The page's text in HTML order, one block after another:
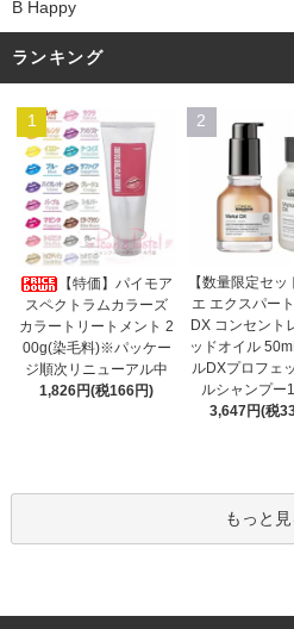
B Happy
ランキング
1
【特価】パイモア
スペクトラムカラーズ
カラートリートメント 2
00g(染毛料)※パッケー
ジ順次リニューアル中
1,826円(税166円)
2
【数量限定セッ
エ エクスパー
DX コンセント
ッドオイル
ルDXプロフェ
ルシャンプー
3,647円(税
もっと見